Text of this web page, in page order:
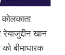
खान
बीमाधारक